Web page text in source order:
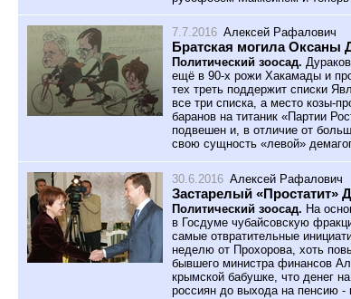
7.7.2016 Алексей Рафалович
Братская могила Оксаны
Политический зоосад.
ещё в 90-х рожи Хакамады и
тех треть поддержит списки
все три списка, а место козы-
баранов на титаник «Партии
подвешен и, в отличие от
свою сущность «левой»
30.6.2016 Алексей Рафалович
Застарелый «Простатит»
Политический зоосад. На
в Госдуме чубайсовскую
самые отвратительные
неделю от Прохорова, хоть
бывшего министра финансов
крымской бабушке, что денег
россиян до выхода на пенсию -